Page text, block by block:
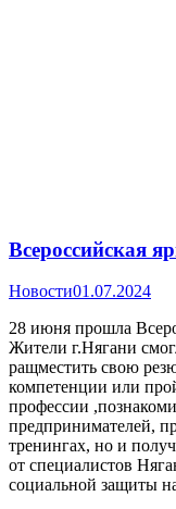
Всероссийская
Новости01.07.2024
28 июня прошла
Жители г.Нягани
ращместить свою
компетенции или
профессии
предпринимателей,
тренингах, но и
от специалистов
социальной защиты